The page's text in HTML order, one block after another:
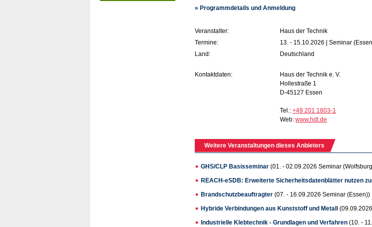
» Programmdetails und Anmeldung
Veranstalter:
Haus der Technik
Termine:
13. - 15.10.2026 | Seminar
Land:
Deutschland
Kontaktdaten:
Haus der Technik e. V.
Hollestraße 1
D-45127 Essen
Tel.: +49 201 1803-1
Web: www.hdt.de
Weitere Veranstaltungen dieses Anbieters
GHS/CLP Basisseminar (01. - 02.09.2026 Seminar
REACH-eSDB: Erweiterte Sicherheitsdatenblätter nutzen
Brandschutzbeauftragter (07. - 16.09.2026 Seminar (Essen))
Hybride Verbindungen aus Kunststoff und Metall
Industrielle Klebtechnik - Grundlagen und Verfahren (10. -